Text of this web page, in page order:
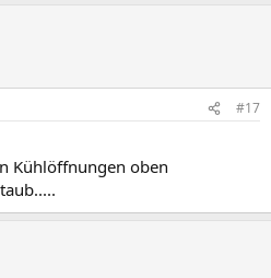
#17
Kühlöffnungen oben